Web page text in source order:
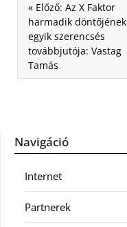
« Előző: Az X Faktor
harmadik döntőjének
egyik szerencsés
továbbjutója: Vastag
Tamás
Navigáció
Internet
Partnerek